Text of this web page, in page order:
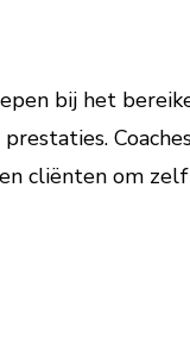
bij het
cliënten om